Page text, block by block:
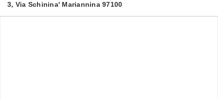
3, Via Schinina' Mariannina 97100